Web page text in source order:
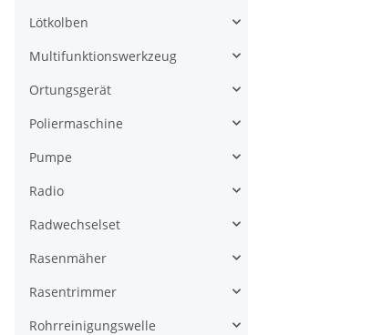
Lötkolben
Multifunktionswerkzeug
Ortungsgerät
Poliermaschine
Pumpe
Radio
Radwechselset
Rasenmäher
Rasentrimmer
Rohrreinigungswelle